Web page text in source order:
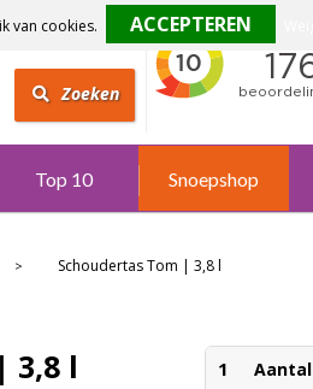
Zoeken
Top 10 Snoepshop
> Schoudertas Tom | 3,8 l
3,8 l 1 Aantal
van cookies.